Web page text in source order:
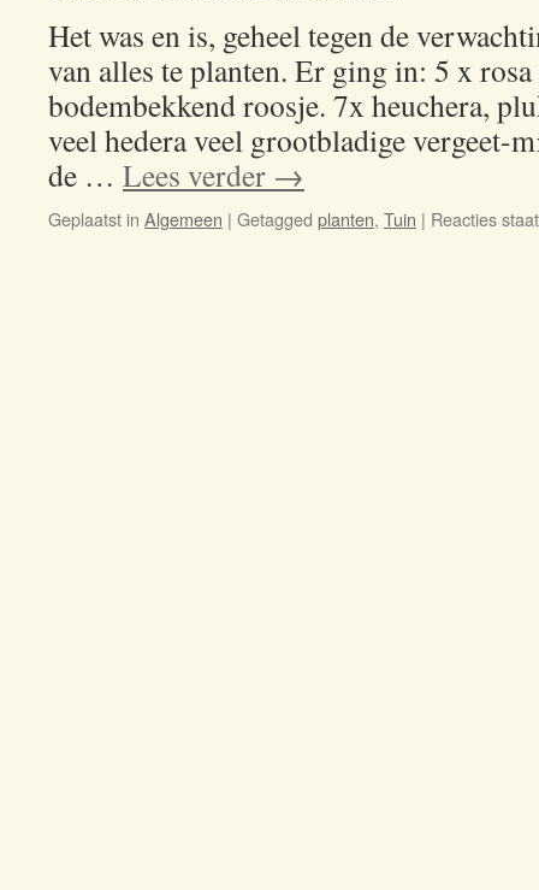
Het was en is, geheel tegen de
van alles te planten. Er ging in: 5 x
bodembekkend roosje. 7x heuchera,
veel hedera veel grootbladige vergeet-
de … Lees verder →
Geplaatst in Algemeen | Getagged planten, Tuin | Reacties